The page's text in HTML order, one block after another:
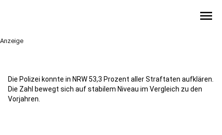
menu
Anzeige
Die Polizei konnte in NRW 53,3 Prozent aller Straftaten aufklären.
Die Zahl bewegt sich auf stabilem Niveau im Vergleich zu den
Vorjahren.